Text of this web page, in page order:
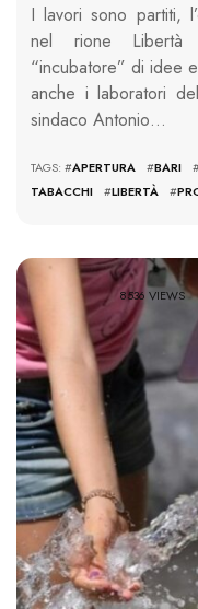
I lavori sono partiti,
nel rione Libertà
“incubatore” di idee
anche i laboratori
sindaco Antonio…
TAGS: #APERTURA #BARI
TABACCHI
#LIBERTÀ #
8536 VIEWS